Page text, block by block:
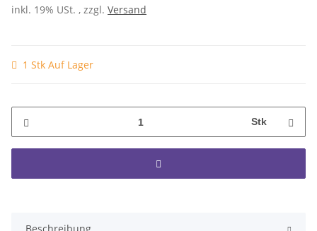
inkl. 19% USt. , zzgl. Versand
1 Stk Auf Lager
Stk